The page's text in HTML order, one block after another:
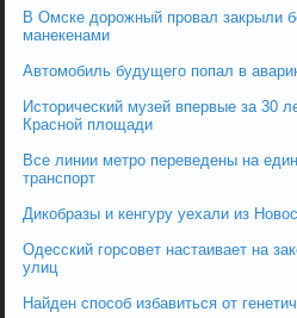
В Омске дорожный провал закрыли
манекенами
Автомобиль будущего попал в
Исторический музей впервые за 30
Красной площади
Все линии метро переведены на
транспорт
Дикобразы и кенгуру уехали из
Одесский горсовет настаивает на
улиц
Найден способ избавиться от